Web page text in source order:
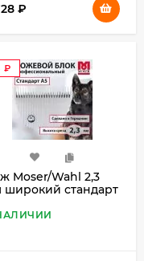
₽
₽
Moser/Wahl 2,3
широкий стандарт